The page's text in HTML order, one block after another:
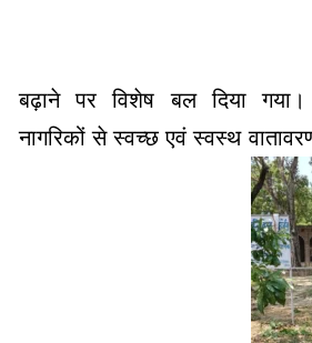
बढ़ाने पर विशेष बल दिया गया।
नागरिकों से स्वच्छ एवं स्वस्थ